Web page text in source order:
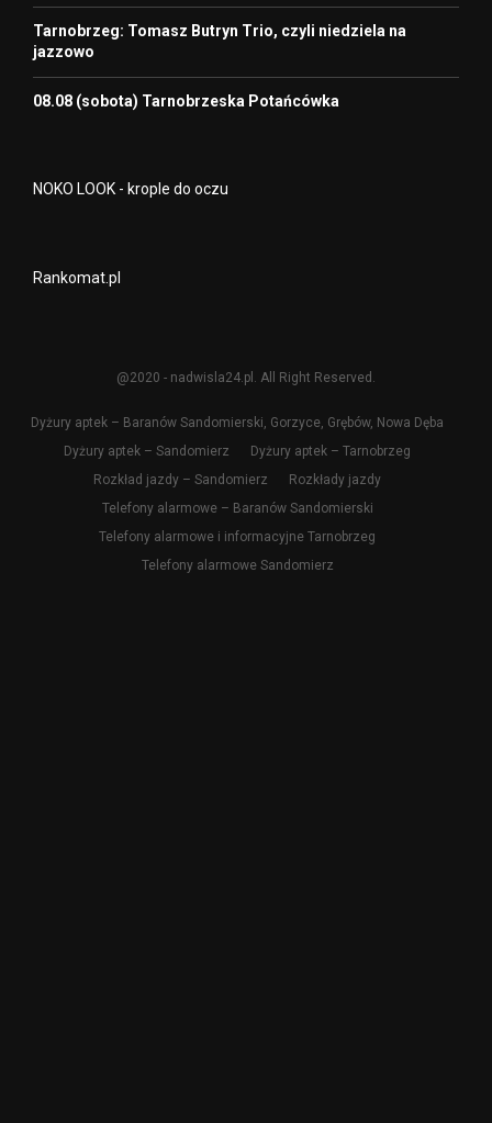
Tarnobrzeg: Tomasz Butryn Trio, czyli niedziela na
jazzowo
08.08 (sobota) Tarnobrzeska Potańcówka
NOKO LOOK - krople do oczu
Rankomat.pl
@2020 - nadwisla24.pl. All Right Reserved.
Dyżury aptek – Baranów Sandomierski, Gorzyce, Grębów, Nowa Dęba
Dyżury aptek – Sandomierz
Dyżury aptek – Tarnobrzeg
Rozkład jazdy – Sandomierz
Rozkłady jazdy
Telefony alarmowe – Baranów Sandomierski
Telefony alarmowe i informacyjne Tarnobrzeg
Telefony alarmowe Sandomierz